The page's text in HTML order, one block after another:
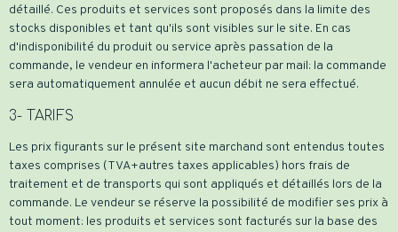
détaillé. Ces produits et services sont proposés dans la limite des
stocks disponibles et tant qu'ils sont visibles sur le site. En cas
d'indisponibilité du produit ou service après passation de la
commande, le vendeur en informera l'acheteur par mail: la commande
sera automatiquement annulée et aucun débit ne sera effectué.
3- TARIFS
Les prix figurants sur le présent site marchand sont entendus toutes
taxes comprises (TVA+autres taxes applicables) hors frais de
traitement et de transports qui sont appliqués et détaillés lors de la
commande. Le vendeur se réserve la possibilité de modifier ses prix à
tout moment: les produits et services sont facturés sur la base des